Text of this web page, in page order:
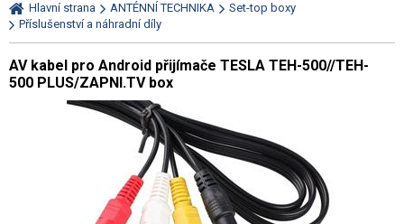
Hlavní strana ANTÉNNÍ TECHNIKA
Set-top boxy
Příslušenství a náhradní díly
AV kabel pro Android přijímače TESLA TEH-500//TEH-
500 PLUS/ZAPNI.TV box